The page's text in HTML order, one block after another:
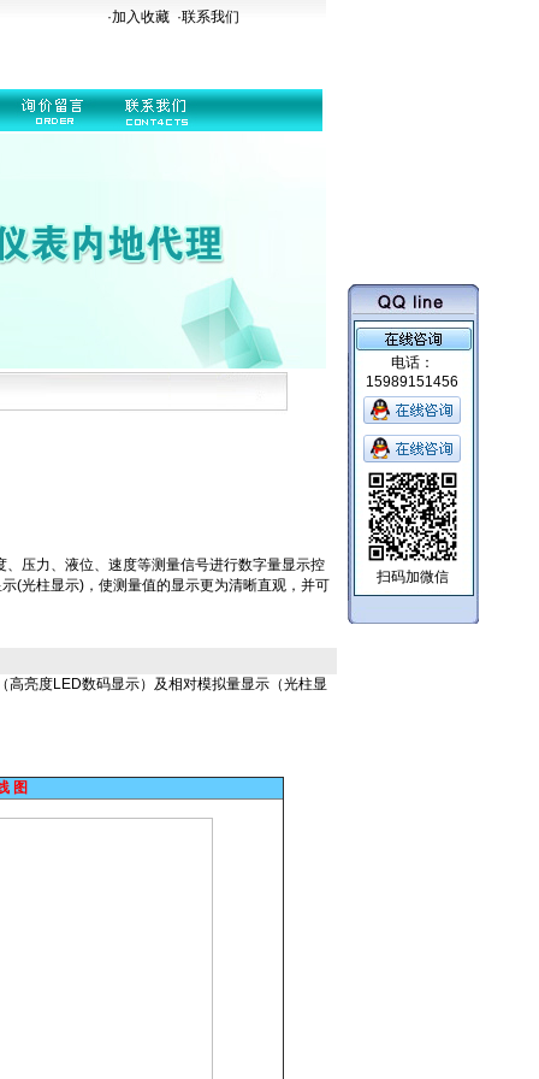
·加入收藏 ·联系我们
压力、液位、速度等测量信号进行数字量显示控
(光柱显示)，使测量值的显示更为清晰直观，并可
亮度LED数码显示）及相对模拟量显示（光柱显
图
电话：
15989151456
扫码加微信